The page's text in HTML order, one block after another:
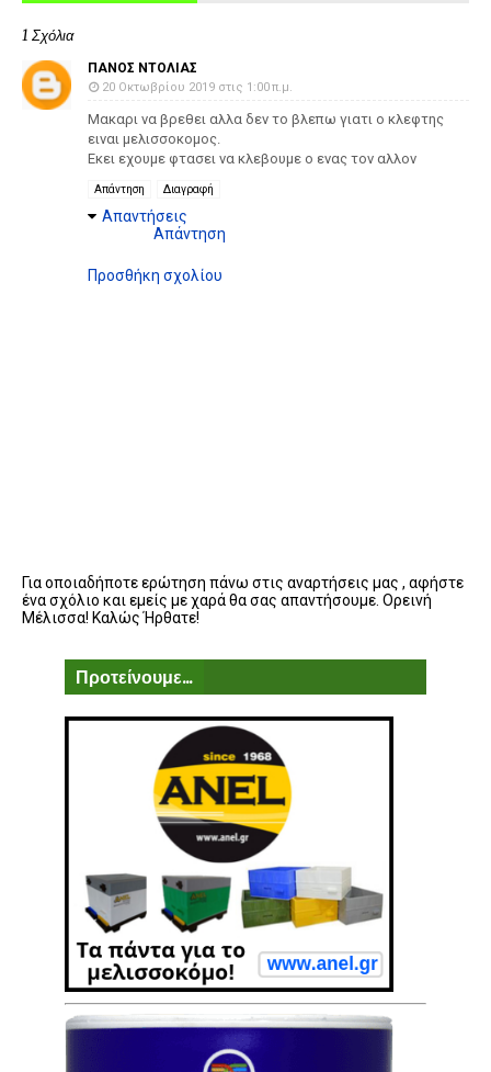
1 Σχόλια
ΠΑΝΟΣ ΝΤΟΛΙΑΣ
20 Οκτωβρίου 2019 στις 1:00 π.μ.
Μακαρι να βρεθει αλλα δεν το βλεπω γιατι ο κλεφτης
ειναι μελισσοκομος.
Εκει εχουμε φτασει να κλεβουμε ο ενας τον αλλον
Απάντηση Διαγραφή
Απαντήσεις
Απάντηση
Προσθήκη σχολίου
Για οποιαδήποτε ερώτηση πάνω στις αναρτήσεις μας , αφήστε
ένα σχόλιο και εμείς με χαρά θα σας απαντήσουμε. Ορεινή
Μέλισσα! Καλώς Ήρθατε!
Προτείνουμε...